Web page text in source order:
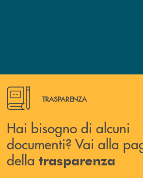
Hai bisogno di alcuni documenti?
TRASPARENZA
Hai bisogno di alcuni
documenti? Vai alla
della trasparenza